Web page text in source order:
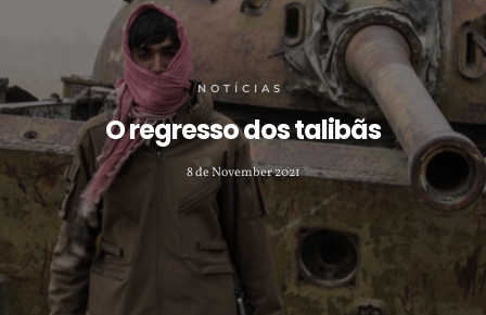
NOTÍCIAS
O regresso dos talibãs
8 de November 2021